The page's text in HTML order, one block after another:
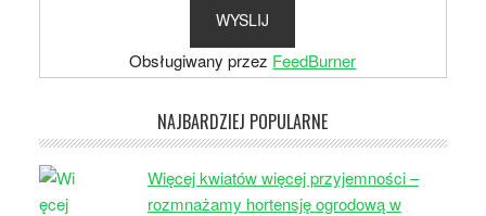
Obsługiwany przez FeedBurner
NAJBARDZIEJ POPULARNE
Więcej kwiatów więcej przyjemności –
rozmnażamy hortensję ogrodową w